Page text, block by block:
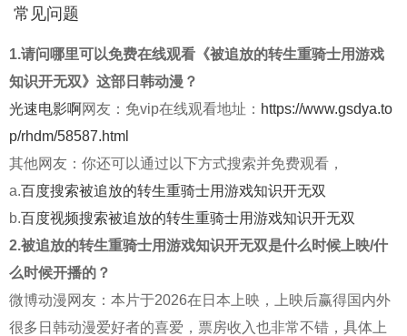
常见问题
1.请问哪里可以免费在线观看《被追放的转生重骑士用游戏
知识开无双》这部日韩动漫？
光速电影啊网友：免vip在线观看地址： https://www.gsdya.to
p/rhdm/58587.html
其他网友：你还可以通过以下方式搜索并免费观看，
a.百度搜索被追放的转生重骑士用游戏知识开无双
b.百度视频搜索被追放的转生重骑士用游戏知识开无双
2.被追放的转生重骑士用游戏知识开无双是什么时候上映/什
么时候开播的？
微博动漫网友：本片于2026在日本上映，上映后赢得国内外
很多日韩动漫爱好者的喜爱，票房收入也非常不错，具体上